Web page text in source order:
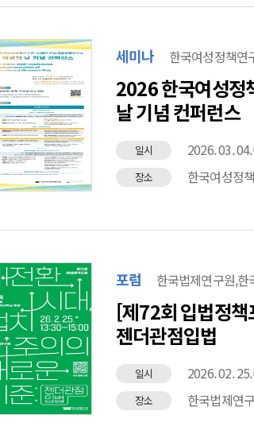
세미나 한국여성정책연
2026 한국여성정
날 기념 컨퍼런스
일시 2026. 03.
장소 한국여성정
포럼 한국법제연구원,한
[제72회 입법정
젠더관점입법
일시 2026. 02.
장소 한국법제연